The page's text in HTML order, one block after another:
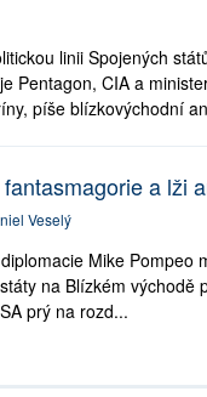
linii Spojených
Pentagon, CIA a
píše blízkovýchodní
a lži
Veselý
Mike Pompeo
na Blízkém
prý na rozd...